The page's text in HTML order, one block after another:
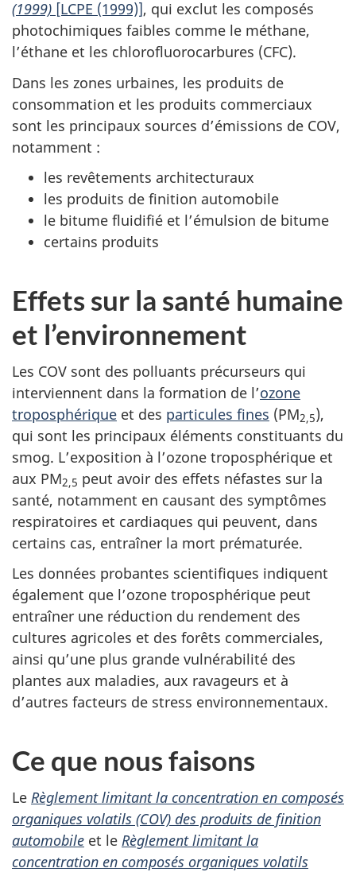
(1999) [LCPE (1999)], qui exclut les composés
photochimiques faibles comme le méthane,
l’éthane et les chlorofluorocarbures (CFC).
Dans les zones urbaines, les produits de
consommation et les produits commerciaux
sont les principaux sources d’émissions de COV,
notamment :
les revêtements architecturaux
les produits de finition automobile
le bitume fluidifié et l’émulsion de bitume
certains produits
Effets sur la santé humaine
et l’environnement
Les COV sont des polluants précurseurs qui
interviennent dans la formation de l’ozone
troposphérique et des particules fines (PM2,5),
qui sont les principaux éléments constituants du
smog. L’exposition à l’ozone troposphérique et
aux PM2,5 peut avoir des effets néfastes sur la
santé, notamment en causant des symptômes
respiratoires et cardiaques qui peuvent, dans
certains cas, entraîner la mort prématurée.
Les données probantes scientifiques indiquent
également que l’ozone troposphérique peut
entraîner une réduction du rendement des
cultures agricoles et des forêts commerciales,
ainsi qu’une plus grande vulnérabilité des
plantes aux maladies, aux ravageurs et à
d’autres facteurs de stress environnementaux.
Ce que nous faisons
Le Règlement limitant la concentration en composés
organiques volatils (COV) des produits de finition
automobile et le Règlement limitant la
concentration en composés organiques volatils